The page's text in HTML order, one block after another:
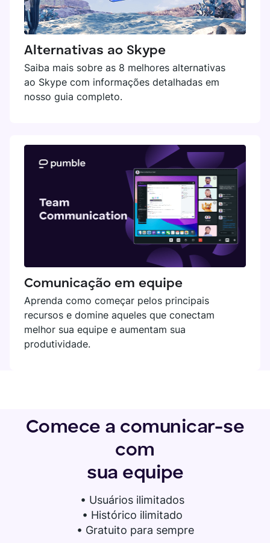
Alternativas ao Skype
Saiba mais sobre as 8 melhores alternativas
ao Skype com informações detalhadas em
nosso guia completo.
Comunicação em equipe
Aprenda como começar pelos principais
recursos e domine aqueles que conectam
melhor sua equipe e aumentam sua
produtividade.
Comece a comunicar-se
com
sua equipe
• Usuários ilimitados
• Histórico ilimitado
• Gratuito para sempre